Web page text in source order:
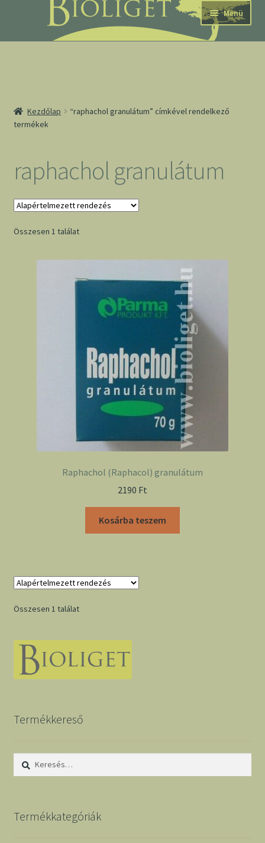
navigációhoz
tartalomba
Menü
Kezdőlap
“raphachol granulátum” címkével rendelkező
termékek
raphachol granulátum
Összesen 1 találat
Raphachol (Raphacol) granulátum
2190 Ft
Kosárba teszem
Összesen 1 találat
Termékkereső
Keresés:
Termékkategóriák